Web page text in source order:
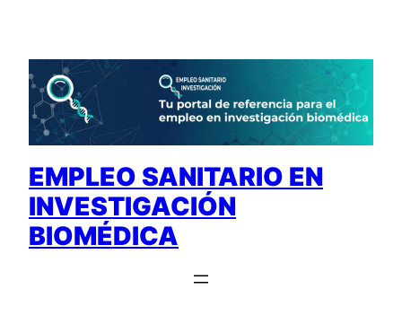
contenido
EMPLEO SANITARIO EN
INVESTIGACIÓN
BIOMÉDICA